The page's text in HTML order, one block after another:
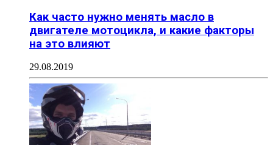
Как часто нужно менять масло в
двигателе мотоцикла, и какие факторы
на это влияют
29.08.2019